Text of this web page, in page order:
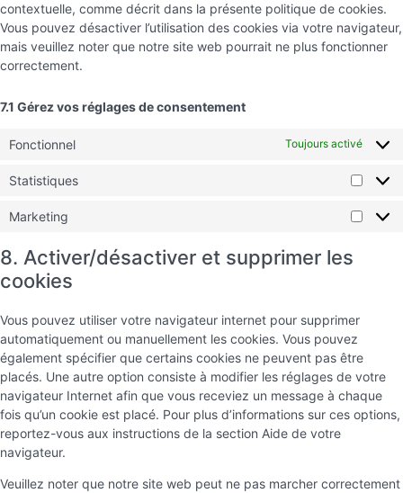
contextuelle, comme décrit dans la présente politique de cookies.
Vous pouvez désactiver l’utilisation des cookies via votre navigateur,
mais veuillez noter que notre site web pourrait ne plus fonctionner
correctement.
7.1 Gérez vos réglages de consentement
Fonctionnel Toujours activé
Statistiques
Marketing
8. Activer/désactiver et supprimer les
cookies
Vous pouvez utiliser votre navigateur internet pour supprimer
automatiquement ou manuellement les cookies. Vous pouvez
également spécifier que certains cookies ne peuvent pas être
placés. Une autre option consiste à modifier les réglages de votre
navigateur Internet afin que vous receviez un message à chaque
fois qu’un cookie est placé. Pour plus d’informations sur ces options,
reportez-vous aux instructions de la section Aide de votre
navigateur.
Veuillez noter que notre site web peut ne pas marcher correctement